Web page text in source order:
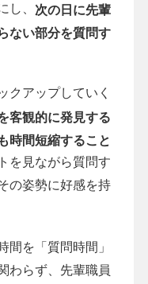
し、 次の日に先輩
ない部分を質問す
クアップしていく
客観的に発見する
時間短縮すること
を見ながら質問す
の姿勢に好感を持
間を「質問時間」
わらず、先輩職員